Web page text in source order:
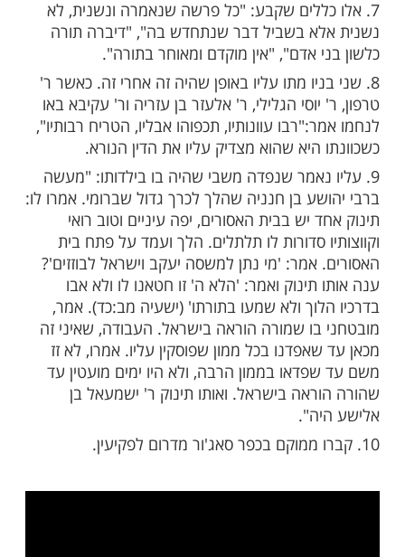
'תניא: אמר רבי ישמעאל בן אלישע: פעם
להקטיר קטורת לפני ולפנים, וראיתי
ק-ה ה' צבאות יושב על כסא רם ונישא, ואמר
בני, ברכני. אמרתי לו: יהיה רצון מלפניך
את כעסך, ויגולו רחמיך על מידותיך,
בניך במידת הרחמים, ותכנס להם לפנים
ונענע לי בראשו..' (ברכות ז עא).
וגדול באגדה, וכך אמר עליו רבי טרפון:
הוא ובקי באגדות".
שקבע: "כל פרשה שנאמרה ונשנית, לא
בשביל דבר שנתחדש בה", "דיברה תורה
אדם", "אין מוקדם ומאוחר בתורה".
מתו עליו באופן שהיה זה אחרי זה. כאשר ר'
הגלילי, ר' אלעזר בן עזריה ור' עקיבא באו
עוונותיו, תכפוהו אבליו, הטריח רבותיו",
היא שהוא מצדיק עליו את הדין הנורא.
נאמר שנפדה משבי שהיה בו בילדותו: "מעשה